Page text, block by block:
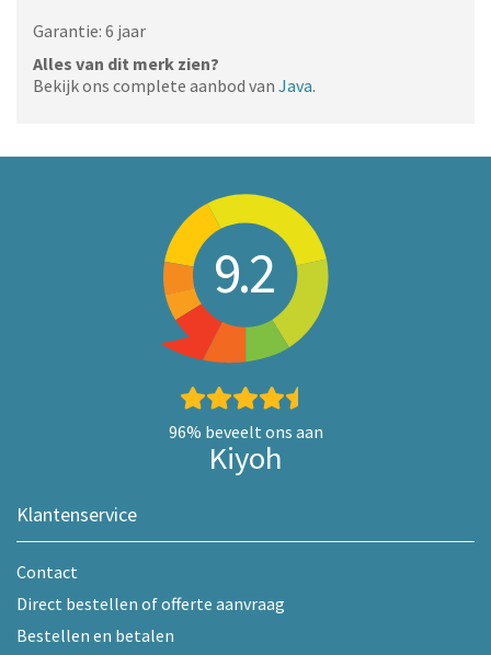
Garantie: 6 jaar
Alles van dit merk zien?
Bekijk ons complete aanbod van Java.
9.2
96% beveelt ons aan
Kiyoh
Klantenservice
Contact
Direct bestellen of offerte aanvraag
Bestellen en betalen